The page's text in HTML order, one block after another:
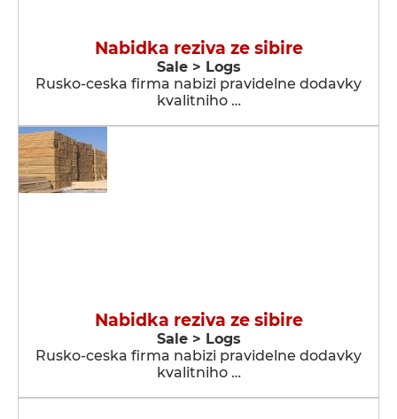
Nabidka reziva ze sibire
Sale > Logs
Rusko-ceska firma nabizi pravidelne dodavky
kvalitniho …
Nabidka reziva ze sibire
Sale > Logs
Rusko-ceska firma nabizi pravidelne dodavky
kvalitniho …